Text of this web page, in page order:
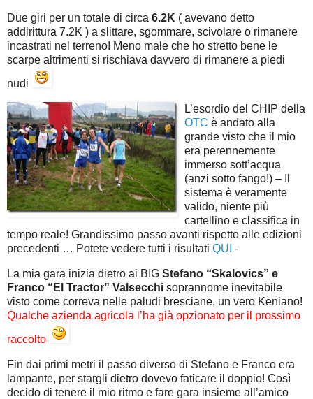
Due giri per un totale di circa 6.2K ( avevano detto
addirittura 7.2K ) a slittare, sgommare, scivolare o rimanere
incastrati nel terreno! Meno male che ho stretto bene le
scarpe altrimenti si rischiava davvero di rimanere a piedi
nudi
L’esordio del CHIP della
OTC è andato alla
grande visto che il mio
era perennemente
immerso sott’acqua
(anzi sotto fango!) – Il
sistema è veramente
valido, niente più
cartellino e classifica in
tempo reale! Grandissimo passo avanti rispetto alle edizioni
precedenti … Potete vedere tutti i risultati QUI -
La mia gara inizia dietro ai BIG Stefano “Skalovics” e
Franco “El Tractor” Valsecchi soprannome inevitabile
visto come correva nelle paludi bresciane, un vero Keniano!
Qualche azienda agricola l’ha già opzionato per il prossimo
raccolto
Fin dai primi metri il passo diverso di Stefano e Franco era
lampante, per stargli dietro dovevo faticare il doppio! Così
decido di tenere il mio ritmo e fare gara insieme all’amico